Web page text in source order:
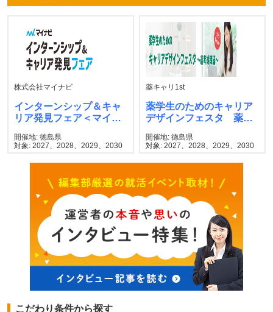
株式会社マイナビ
インターンシップ＆キャ
リア発見フェア＜マイナ
開催地: 徳島県
対象: 2027、2028、2029、2030
薬キャリ1st
薬学生のためのキャリア
デザインフェスタ 薬キ
開催地: 徳島県
対象: 2027、2028、2029、2030
こだわり条件から探す